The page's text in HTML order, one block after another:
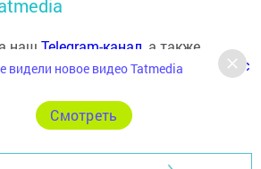
наш Telegram-канал , а также
,Одноклассниках,«Дзен» Макс
видели новое видео Tatmedia
Cмотреть